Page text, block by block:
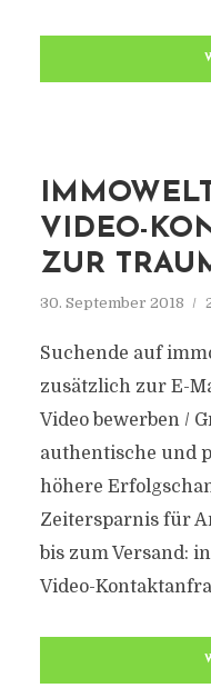
VIDEO-
ZUR
30. September 2018
Suchende auf
zusätzlich zur E-
Video bewerben /
authentische und
höhere
Zeitersparnis für
bis zum Versand:
Video-